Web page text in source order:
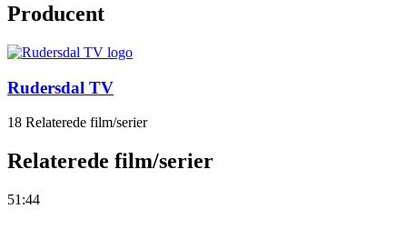
Producent
Rudersdal TV
18 Relaterede film/serier
Relaterede film/serier
51:44